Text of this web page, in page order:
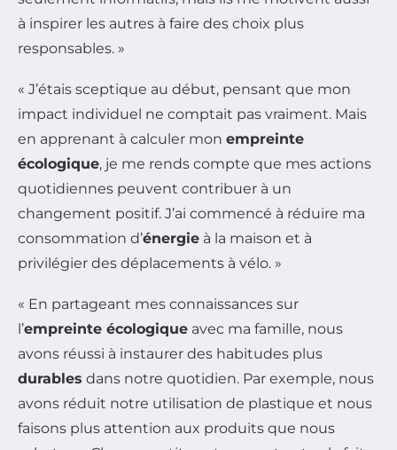
à inspirer les autres à faire des choix plus
responsables. »
« J’étais sceptique au début, pensant que mon
impact individuel ne comptait pas vraiment. Mais
en apprenant à calculer mon empreinte
écologique, je me rends compte que mes actions
quotidiennes peuvent contribuer à un
changement positif. J’ai commencé à réduire ma
consommation d’énergie à la maison et à
privilégier des déplacements à vélo. »
« En partageant mes connaissances sur
l’empreinte écologique avec ma famille, nous
avons réussi à instaurer des habitudes plus
durables dans notre quotidien. Par exemple, nous
avons réduit notre utilisation de plastique et nous
faisons plus attention aux produits que nous